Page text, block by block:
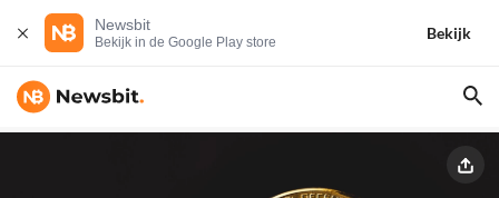
Newsbit
Bekijk in de Google Play store
Bekijk